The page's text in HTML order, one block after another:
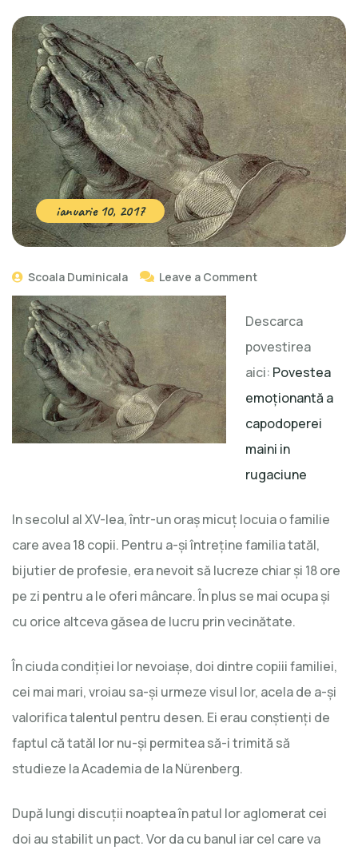
ianuarie 10, 2017
Scoala Duminicala Leave a Comment
Descarca
povestirea
aici: Povestea
emoționantă a
capodoperei
maini in
rugaciune
In secolul al XV-lea, într-un oraş micuţ locuia o familie
care avea 18 copii. Pentru a-şi întreţine familia tatăl,
bijutier de profesie, era nevoit să lucreze chiar şi 18 ore
pe zi pentru a le oferi mâncare. În plus se mai ocupa şi
cu orice altceva găsea de lucru prin vecinătate.
În ciuda condiţiei lor nevoiaşe, doi dintre copiii familiei,
cei mai mari, vroiau sa-şi urmeze visul lor, acela de a-şi
valorifica talentul pentru desen. Ei erau conştienţi de
faptul că tatăl lor nu-şi permitea să-i trimită să
studieze la Academia de la Nürenberg.
După lungi discuţii noaptea în patul lor aglomerat cei
doi au stabilit un pact. Vor da cu banul iar cel care va